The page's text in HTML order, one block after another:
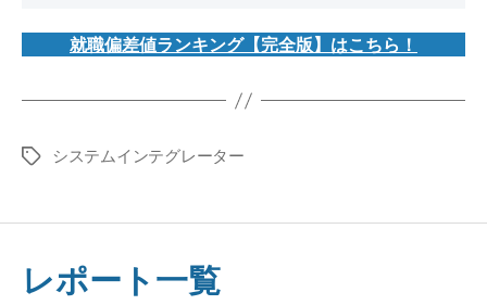
就職偏差値ランキング【完全版】はこちら！
タ
システムインテグレーター
レポート一覧